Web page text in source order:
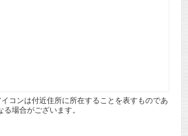
コンは付近住所に所在することを表すものであ
場合がございます。